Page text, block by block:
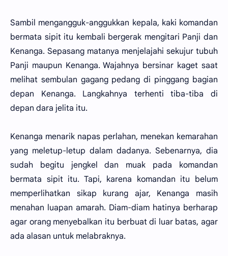
Sambil mengangguk-anggukkan kepala, kaki komandan
bermata sipit itu kembali bergerak mengitari Panji dan
Kenanga. Sepasang matanya menjelajahi sekujur tubuh
Panji maupun Kenanga. Wajahnya bersinar kaget saat
melihat sembulan gagang pedang di pinggang bagian
depan Kenanga. Langkahnya terhenti tiba-tiba di
depan dara jelita itu.
Kenanga menarik napas perlahan, menekan kemarahan
yang meletup-letup dalam dadanya. Sebenarnya, dia
sudah begitu jengkel dan muak pada komandan
bermata sipit itu. Tapi, karena komandan itu belum
memperlihatkan sikap kurang ajar, Kenanga masih
menahan luapan amarah. Diam-diam hatinya berharap
agar orang menyebalkan itu berbuat di luar batas, agar
ada alasan untuk melabraknya.